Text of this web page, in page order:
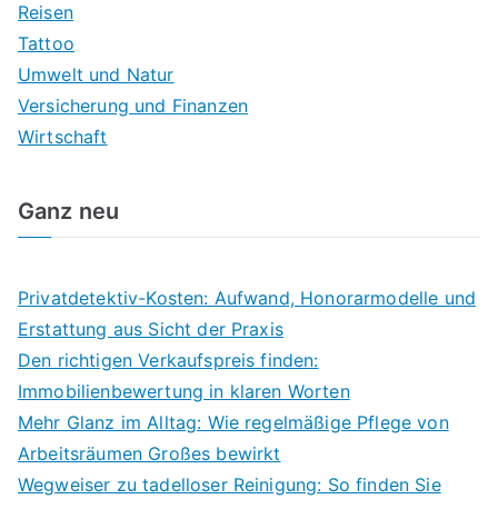
Reisen
Tattoo
Umwelt und Natur
Versicherung und Finanzen
Wirtschaft
Ganz neu
Privatdetektiv-Kosten: Aufwand, Honorarmodelle und
Erstattung aus Sicht der Praxis
Den richtigen Verkaufspreis finden:
Immobilienbewertung in klaren Worten
Mehr Glanz im Alltag: Wie regelmäßige Pflege von
Arbeitsräumen Großes bewirkt
Wegweiser zu tadelloser Reinigung: So finden Sie